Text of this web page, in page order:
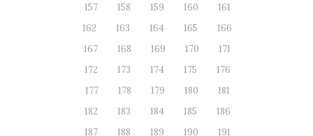
157
158 159 160
161
162
163 164 165
166
167
168 169 170
171
172
173 174 175
176
177
178 179 180
181
182
183 184 185
186
187
188 189 190
191